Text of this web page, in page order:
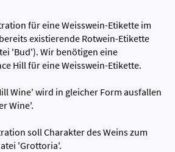
für eine Weisswein-Etikette im
existierende Rotwein-Etikette
'Bud'). Wir benötigen eine
Hill für eine Weisswein-Etikette.
Wine' wird in gleicher Form ausfallen
Wine'.
soll Charakter des Weins zum
'Grottoria'.